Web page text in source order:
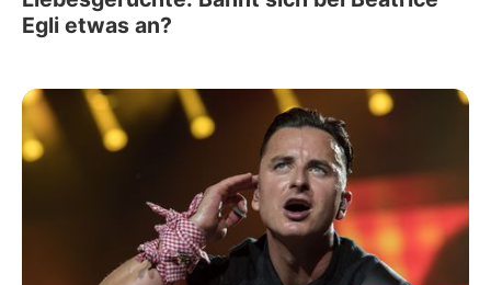
Egli etwas an?